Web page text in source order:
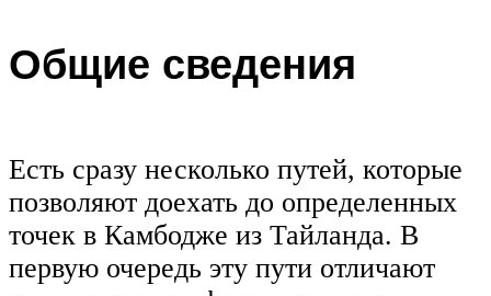
Общие сведения
Есть сразу несколько путей, которые
позволяют доехать до определенных
точек в Камбодже из Тайланда. В
первую очередь эту пути отличают